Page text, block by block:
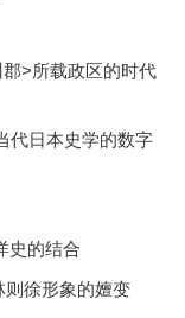
>所载政区的时代
代日本史学的数字
史的结合
则徐形象的嬗变